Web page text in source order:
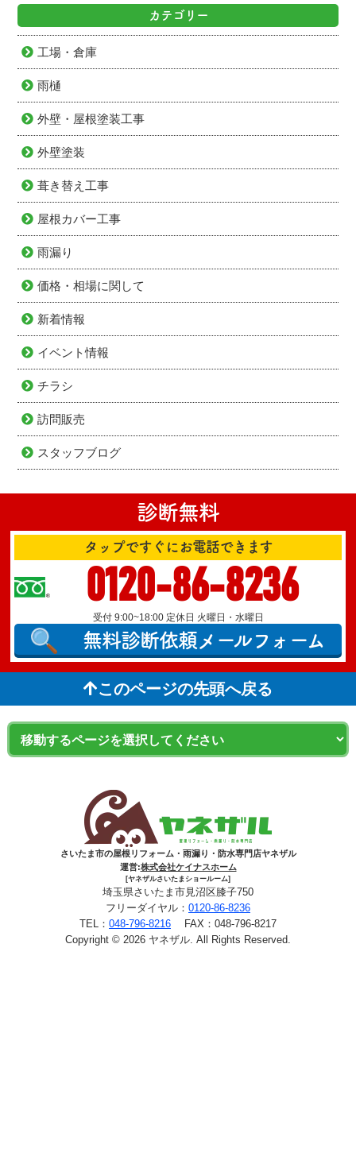
カテゴリー
工場・倉庫
雨樋
外壁・屋根塗装工事
外壁塗装
葺き替え工事
屋根カバー工事
雨漏り
価格・相場に関して
新着情報
イベント情報
チラシ
訪問販売
スタッフブログ
診断無料
タップですぐにお電話できます
0120-86-8236
受付 9:00~18:00 定休日 火曜日・水曜日
無料診断依頼 メールフォーム
このページの先頭へ戻る
さいたま市の屋根リフォーム・雨漏り・防水専門店ヤネザル
運営:株式会社ケイナスホーム
[ヤネザルさいたまショールーム]
埼玉県さいたま市見沼区膝子750
フリーダイヤル： 0120-86-8236
TEL： 048-796-8216 FAX：048-796-8217
Copyright © 2026 ヤネザル. All Rights Reserved.